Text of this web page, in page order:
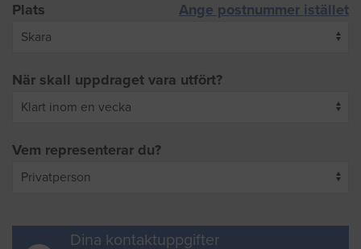
Plats Ange postnummer istället
När skall uppdraget vara utfört?
Vem representerar du?
Dina kontaktuppgifter